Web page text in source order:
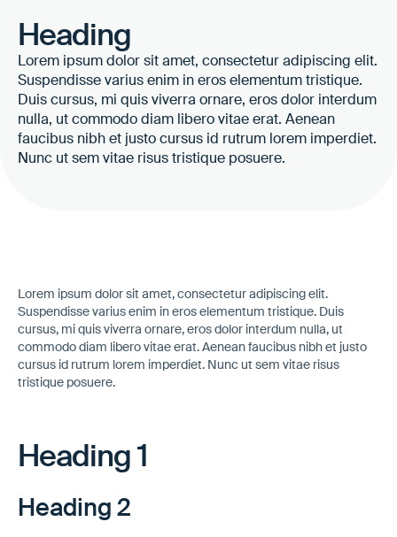
Heading
Lorem ipsum dolor sit amet, consectetur adipiscing elit.
Suspendisse varius enim in eros elementum tristique.
Duis cursus, mi quis viverra ornare, eros dolor interdum
nulla, ut commodo diam libero vitae erat. Aenean
faucibus nibh et justo cursus id rutrum lorem imperdiet.
Nunc ut sem vitae risus tristique posuere.
Lorem ipsum dolor sit amet, consectetur adipiscing elit.
Suspendisse varius enim in eros elementum tristique. Duis
cursus, mi quis viverra ornare, eros dolor interdum nulla, ut
commodo diam libero vitae erat. Aenean faucibus nibh et justo
cursus id rutrum lorem imperdiet. Nunc ut sem vitae risus
tristique posuere.
Heading 1
Heading 2